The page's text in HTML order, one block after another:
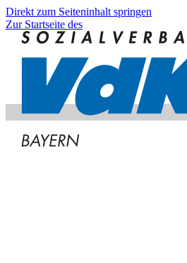
Direkt zum Seiteninhalt springen
Zur Startseite des